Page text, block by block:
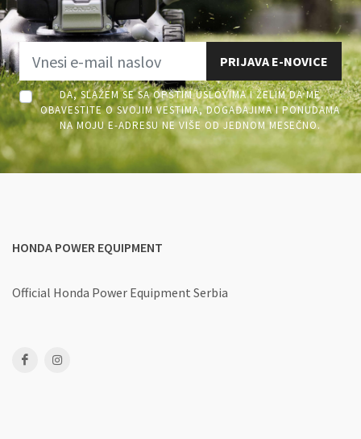
PRIJAVA E-NOVICE
DA, SLAŽEM SE SA OPŠTIM USLOVIMA I ŽELIM DA ME
OBAVESTITE O SVOJIM VESTIMA, DOGAĐAJIMA I PONUDAMA
NA MOJU E-ADRESU NE VIŠE OD JEDNOM MESEČNO.
HONDA POWER EQUIPMENT
Official Honda Power Equipment Serbia